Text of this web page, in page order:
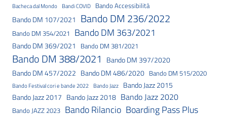
Bacheca dal Mondo Bandi COVID Bando Accessibilità
Bando DM 107/2021 Bando DM 236/2022
Bando DM 354/2021 Bando DM 363/2021
Bando DM 369/2021 Bando DM 381/2021
Bando DM 388/2021 Bando DM 397/2020
Bando DM 457/2022 Bando DM 486/2020 Bando DM 515/2020
Bando Festival cori e bande 2022 Bando Jazz
Bando Jazz 2015
Bando Jazz 2017 Bando Jazz 2018 Bando Jazz 2020
Bando JAZZ 2023 Bando Rilancio Boarding Pass Plus